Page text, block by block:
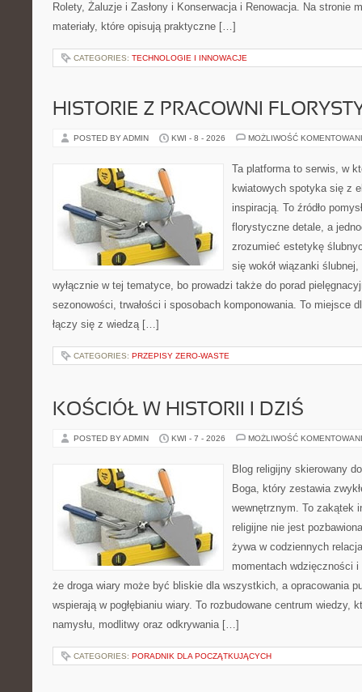
Rolety, Żaluzje i Zasłony i Konserwacja i Renowacja. Na stronie
materiały, które opisują praktyczne […]
CATEGORIES: TECHNOLOGIE I INNOWACJE
HISTORIE Z PRACOWNI
POSTED BY ADMIN KWI - 8 - 2026 MOŻLIWOŚĆ
Ta platforma to serwis, w
kwiatowych spotyka się z
inspiracją. To źródło
florystyczne detale, a
zrozumieć estetykę
się wokół wiązanki
wyłącznie w tej tematyce, bo prowadzi także do porad
sezonowości, trwałości i sposobach komponowania. To miejsce
łączy się z wiedzą […]
CATEGORIES: PRZEPISY ZERO-WASTE
KOŚCIÓŁ W HISTORII I DZIŚ
POSTED BY ADMIN KWI - 7 - 2026 MOŻLIWOŚĆ
Blog religijny skierowany
Boga, który zestawia
wewnętrznym. To zakątek
religijne nie jest
żywa w codziennych
momentach wdzięczności
że droga wiary może być bliskie dla wszystkich, a opracowania
wspierają w pogłębianiu wiary. To rozbudowane centrum wiedzy,
namysłu, modlitwy oraz odkrywania […]
CATEGORIES: PORADNIK DLA POCZĄTKUJĄCYCH